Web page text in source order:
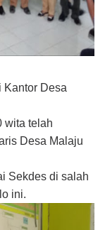
Kantor Desa
wita telah
Desa Malaju
Sekdes di salah
ini.